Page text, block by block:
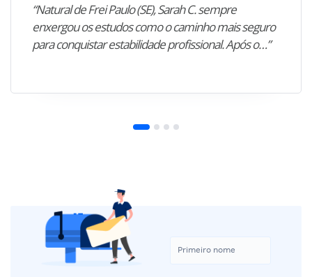
“Natural de Frei Paulo (SE), Sarah C. sempre
enxergou os estudos como o caminho mais seguro
para conquistar estabilidade profissional. Após o…”